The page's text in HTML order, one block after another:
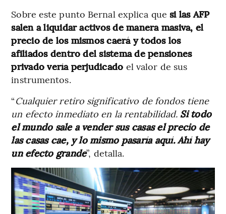
Sobre este punto Bernal explica que si las AFP
salen a liquidar activos de manera masiva, el
precio de los mismos caerá y todos los
afiliados dentro del sistema de pensiones
privado vería perjudicado el valor de sus
instrumentos.
“Cualquier retiro significativo de fondos tiene
un efecto inmediato en la rentabilidad. Si todo
el mundo sale a vender sus casas el precio de
las casas cae, y lo mismo pasaría aquí. Ahí hay
un efecto grande”, detalla.